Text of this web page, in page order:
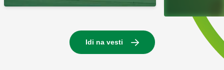
Idi na vesti